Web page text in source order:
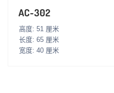
AC-302
高度: 51 厘米
长度: 65 厘米
宽度: 40 厘米